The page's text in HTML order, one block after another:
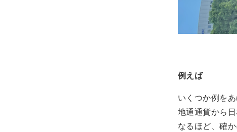
例えば
いくつか例を
地通通貨から
なるほど、確